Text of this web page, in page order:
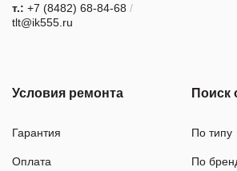
т.: +7 (8482) 68-84-68 /
tlt@ik555.ru
Условия ремонта
Гарантия
Оплата
Поиск
По типу
По